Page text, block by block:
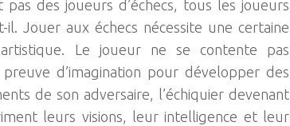
des joueurs d’échecs, tous les joueurs
il. Jouer aux échecs nécessite une certaine
Le joueur ne se contente pas
d’imagination pour développer des
de son adversaire, l’échiquier devenant
leurs visions, leur intelligence et leur